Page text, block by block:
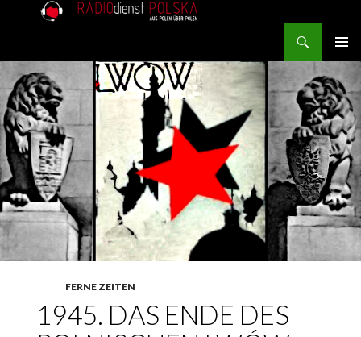
MENU
FERNE ZEITEN
1945. DAS ENDE DES